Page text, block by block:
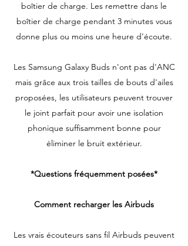
boîtier de charge. Les remettre dans le
boîtier de charge pendant 3 minutes vous
donne plus ou moins une heure d'écoute.
Les Samsung Galaxy Buds n'ont pas d'ANC
mais grâce aux trois tailles de bouts d'ailes
proposées, les utilisateurs peuvent trouver
le joint parfait pour avoir une isolation
phonique suffisamment bonne pour
éliminer le bruit extérieur.
*Questions fréquemment posées*
Comment recharger les Airbuds
Les vrais écouteurs sans fil Airbuds peuvent